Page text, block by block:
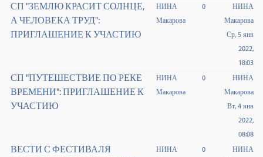
СП "ЗЕМЛЮ КРАСИТ СОЛНЦЕ,
А ЧЕЛОВЕКА ТРУД":
ПРИГЛАШЕНИЕ К УЧАСТИЮ
НИНА
Макарова
0
НИНА
Макарова
Ср, 5 янв
2022,
18:03
СП "ПУТЕШЕСТВИЕ ПО РЕКЕ
ВРЕМЕНИ": ПРИГЛАШЕНИЕ К
УЧАСТИЮ
НИНА
Макарова
0
НИНА
Макарова
Вт, 4 янв
2022,
08:08
ВЕСТИ С ФЕСТИВАЛЯ
НИНА
0
НИНА